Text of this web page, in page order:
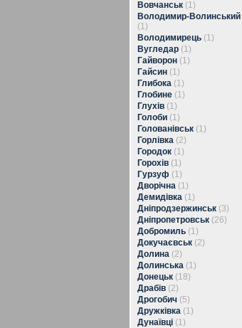
Вовчанськ (1)
Володимир-Волинський
(1)
Володимирець (1)
Вугледар (1)
Гайворон (1)
Гайсин (1)
Глибока (1)
Глобине (1)
Глухів (1)
Голоби (1)
Голованівськ (1)
Горлівка (2)
Городок (1)
Горохів (1)
Гурзуф (1)
Дворічна (1)
Демидівка (1)
Дніпродзержинськ (3)
Дніпропетровськ (26)
Добромиль (1)
Докучаєвськ (2)
Долина (2)
Долинська (1)
Донецьк (18)
Драбів (2)
Дрогобич (5)
Дружківка (1)
Дунаївці (1)